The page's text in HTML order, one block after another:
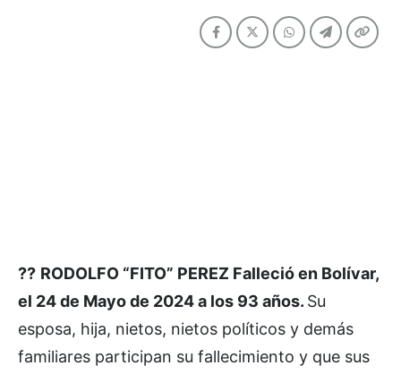
?? RODOLFO “FITO” PEREZ Falleció en Bolívar,
el 24 de Mayo de 2024 a los 93 años. Su
esposa, hija, nietos, nietos políticos y demás
familiares participan su fallecimiento y que sus